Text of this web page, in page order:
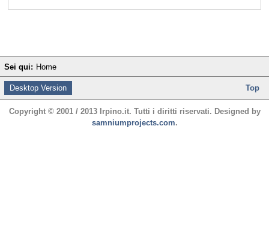
Sei qui: Home
Desktop Version Top
Copyright © 2001 / 2013 Irpino.it. Tutti i diritti riservati. Designed by
samniumprojects.com.